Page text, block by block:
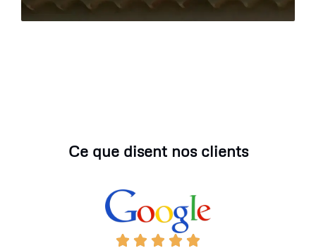
Ce que disent nos clients